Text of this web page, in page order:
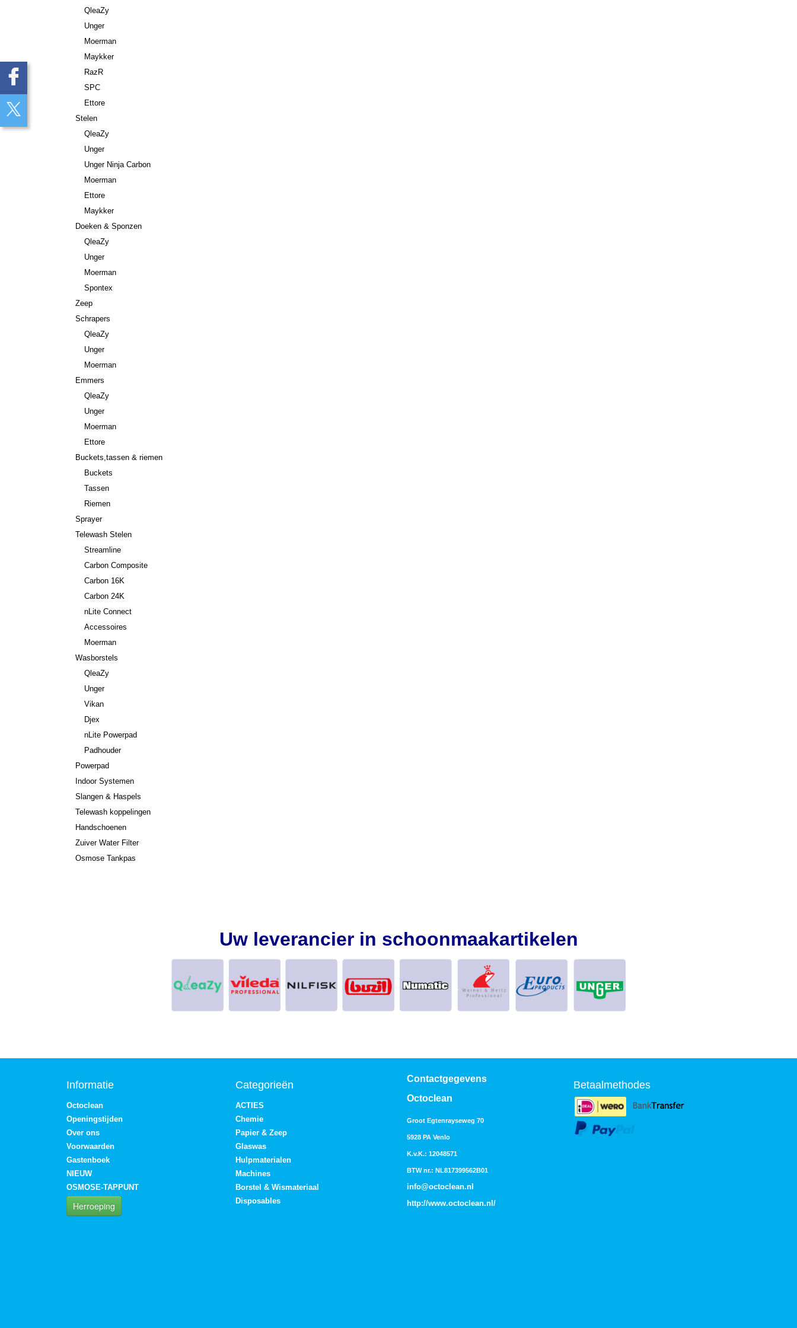
QleaZy
Unger
Moerman
Maykker
RazR
SPC
Ettore
Stelen
QleaZy
Unger
Unger Ninja Carbon
Moerman
Ettore
Maykker
Doeken & Sponzen
QleaZy
Unger
Moerman
Spontex
Zeep
Schrapers
QleaZy
Unger
Moerman
Emmers
QleaZy
Unger
Moerman
Ettore
Buckets,tassen & riemen
Buckets
Tassen
Riemen
Sprayer
Telewash Stelen
Streamline
Carbon Composite
Carbon 16K
Carbon 24K
nLite Connect
Accessoires
Moerman
Wasborstels
QleaZy
Unger
Vikan
Djex
nLite Powerpad
Padhouder
Powerpad
Indoor Systemen
Slangen & Haspels
Telewash koppelingen
Handschoenen
Zuiver Water Filter
Osmose Tankpas
Uw leverancier in schoonmaakartikelen
Informatie
Octoclean
Openingstijden
Over ons
Voorwaarden
Gastenboek
NIEUW
OSMOSE-TAPPUNT
Herroeping
Categorieën
ACTIES
Chemie
Papier & Zeep
Glaswas
Hulpmaterialen
Machines
Borstel & Wismateriaal
Disposables
Contactgegevens
Octoclean
Groot Egtenrayseweg 70
5928 PA Venlo
K.v.K.: 12048571
BTW nr.: NL817399562B01
info@octoclean.nl
http://www.octoclean.nl /
Betaalmethodes